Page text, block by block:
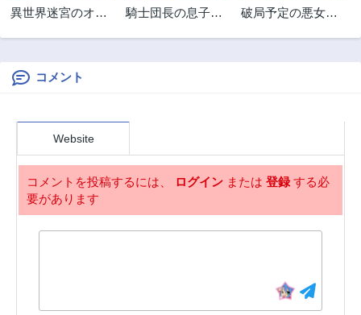
異世界迷宮のオー
騎士団長の息子は
破局予定の悪女の
せん!
コメント
Website
コメントを投稿するには、 ログイン または 登録する必
要があります